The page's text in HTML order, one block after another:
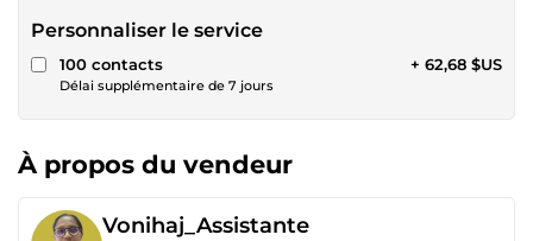
Personnaliser le service
100 contacts
Délai supplémentaire de 7 jours
+ 62,68 $US
À propos du vendeur
Vonihaj_Assistante